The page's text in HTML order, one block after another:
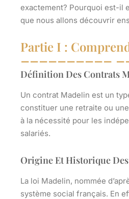
exactement? Pourquoi est-il
que nous allons découvrir
Partie I :
Définition Des Contrats
Un contrat Madelin est un
constituer une retraite ou
à la nécessité pour les
salariés.
Origine Et Historique
La loi Madelin, nommée
système social français. En